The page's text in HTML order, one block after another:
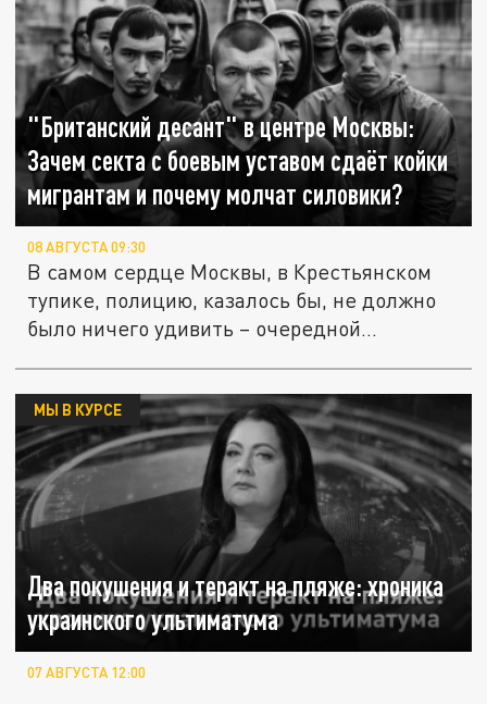
"Британский десант" в центре Москвы:
Зачем секта с боевым уставом сдаёт койки
мигрантам и почему молчат силовики?
08 АВГУСТА 09:30
В самом сердце Москвы, в Крестьянском
тупике, полицию, казалось бы, не должно
было ничего удивить – очередной...
Два покушения и теракт на пляже: хроника
украинского ультиматума
МЫ В КУРСЕ
07 АВГУСТА 12:00